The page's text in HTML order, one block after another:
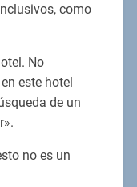
como
No
este hotel
de un
no es un